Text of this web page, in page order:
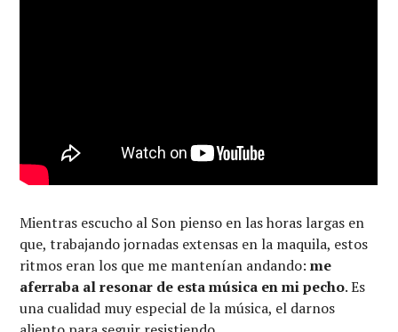
Mientras escucho al Son pienso en las horas largas en
que, trabajando jornadas extensas en la maquila, estos
ritmos eran los que me mantenían andando:me
aferraba al resonar de esta música en mi pecho. Es
una cualidad muy especial de la música, el darnos